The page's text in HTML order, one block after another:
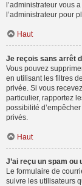
l’administrateur vous
l’administrateur pour
Haut
Je reçois sans arrêt
Vous pouvez
en utilisant les filtres
privée. Si vous
particulier, rapportez
possibilité
privés.
Haut
J’ai reçu un spam ou
Le formulaire de
suivre les utilisateurs